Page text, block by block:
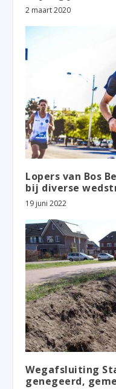
2 maart 2020
Lopers van Bos
bij diverse
19 juni 2022
Wegafsluiting
genegeerd,